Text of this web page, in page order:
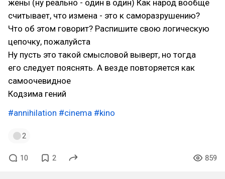
жены (ну реально - один в один) Как народ вообще
считывает, что измена - это к саморазрушению?
Что об этом говорит? Распишите свою логическую
цепочку, пожалуйста
Ну пусть это такой смысловой выверт, но тогда
его следует пояснять. А везде повторяется как
самоочевидное
Кодзима гений
#annihilation #cinema #kino
2
10 2 859